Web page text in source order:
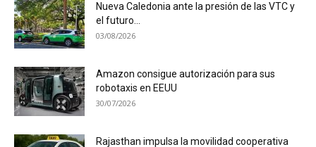
Nueva Caledonia ante la presión de las VTC y
el futuro...
03/08/2026
Amazon consigue autorización para sus
robotaxis en EEUU
30/07/2026
Rajasthan impulsa la movilidad cooperativa